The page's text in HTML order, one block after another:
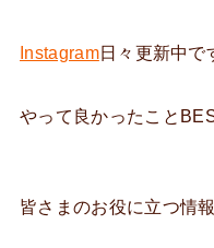
Instagram日々更新中で
やって良かったこと
皆さまのお役に立つ情